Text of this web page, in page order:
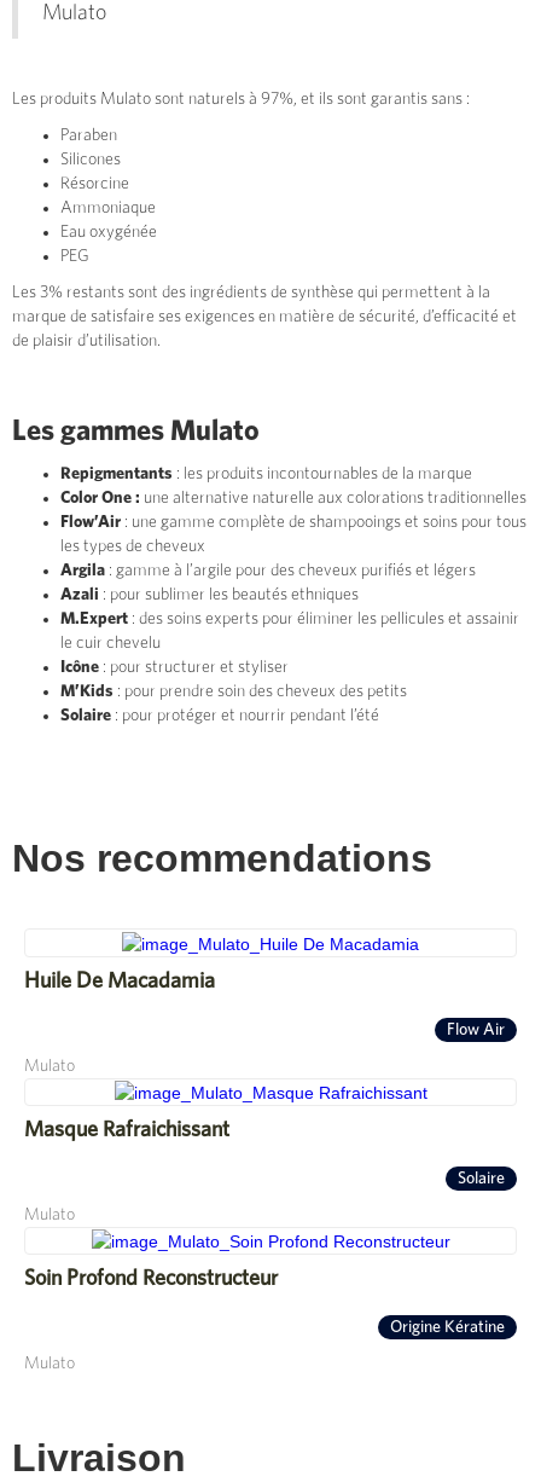
Mulato
Les produits Mulato sont naturels à 97%, et ils sont garantis sans :
Paraben
Silicones
Résorcine
Ammoniaque
Eau oxygénée
PEG
Les 3% restants sont des ingrédients de synthèse qui permettent à la
marque de satisfaire ses exigences en matière de sécurité, d’efficacité et
de plaisir d’utilisation.
Les gammes Mulato
Repigmentants : les produits incontournables de la marque
Color One : une alternative naturelle aux colorations traditionnelles
Flow’Air : une gamme complète de shampooings et soins pour tous
les types de cheveux
Argila : gamme à l’argile pour des cheveux purifiés et légers
Azali : pour sublimer les beautés ethniques
M.Expert : des soins experts pour éliminer les pellicules et assainir
le cuir chevelu
Icône : pour structurer et styliser
M’Kids : pour prendre soin des cheveux des petits
Solaire : pour protéger et nourrir pendant l’été
Nos recommendations
Huile De Macadamia
Flow Air
Mulato
Masque Rafraichissant
Solaire
Mulato
Soin Profond Reconstructeur
Origine Kératine
Mulato
Livraison